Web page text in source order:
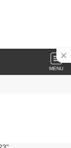
MENU